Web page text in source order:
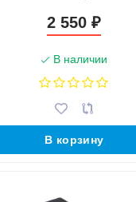
2 550₽
В наличии
В корзину